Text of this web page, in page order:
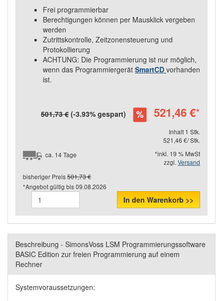
Frei programmierbar
Berechtigungen können per Mausklick vergeben
werden
Zutrittskontrolle, Zeitzonensteuerung und
Protokollierung
ACHTUNG: Die Programmierung ist nur möglich,
wenn das Programmiergerät SmartCD vorhanden
ist.
501,73 € (-3.93% gespart) 521,46 €*
Inhalt 1 Stk.
521,46 €/ Stk.
ca. 14 Tage
*inkl. 19 % MwSt
zzgl. Versand
bisheriger Preis501,73 €
*Angebot gültig bis09.08.2026
In den Warenkorb >>
Beschreibung - SimonsVoss LSM Programmierungssoftware
BASIC Edition zur freien Programmierung auf einem
Rechner
Systemvoraussetzungen: